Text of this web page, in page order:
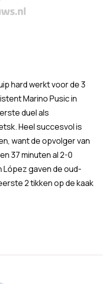
hard werkt voor de 3
Marino Pusic in
duel als
Heel succesvol is
want de opvolger van
37 minuten al 2-0
López gaven de oud-
2 tikken op de kaak